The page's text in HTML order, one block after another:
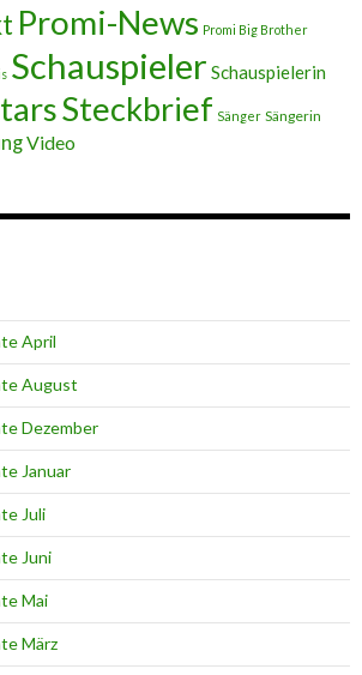
Promi-News Promi Big Brother
Schauspieler Schauspielerin
Steckbrief Sänger Sängerin
Video
April
August
Dezember
Januar
Juli
Juni
Mai
März